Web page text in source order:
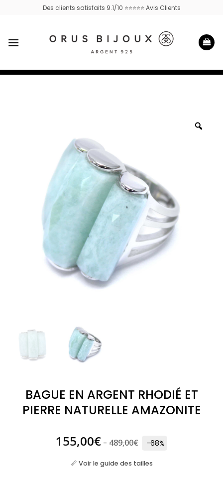
Des clients satisfaits 9.1/10 ⭐⭐⭐⭐⭐ Avis Clients
BAGUE EN ARGENT RHODIÉ ET
PIERRE NATURELLE AMAZONITE
155,00€ - 489,00€ -68%
📏 Voir le guide des tailles